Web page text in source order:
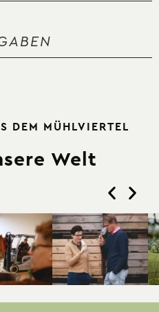
DEM MÜHLVIERTEL
Welt